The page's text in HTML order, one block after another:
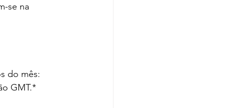
se na
do mês:
GMT.*